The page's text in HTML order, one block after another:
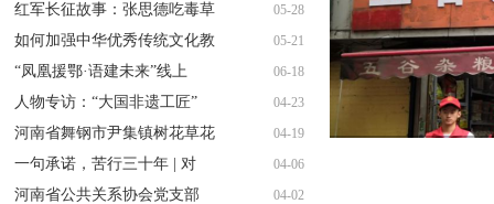
05-28
红军长征故事：张思德吃毒草
05-21
如何加强中华优秀传统文化教
06-18
“凤凰援鄂·语建未来”线上
04-23
人物专访：“大国非遗工匠”
04-19
河南省舞钢市尹集镇树花草花
04-06
一句承诺，苦行三十年 | 对
04-02
河南省公共关系协会党支部